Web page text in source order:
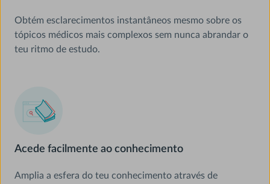
Obtém esclarecimentos instantâneos mesmo sobre os
tópicos médicos mais complexos sem nunca abrandar o
teu ritmo de estudo.
Acede facilmente ao conhecimento
Amplia a esfera do teu conhecimento através de